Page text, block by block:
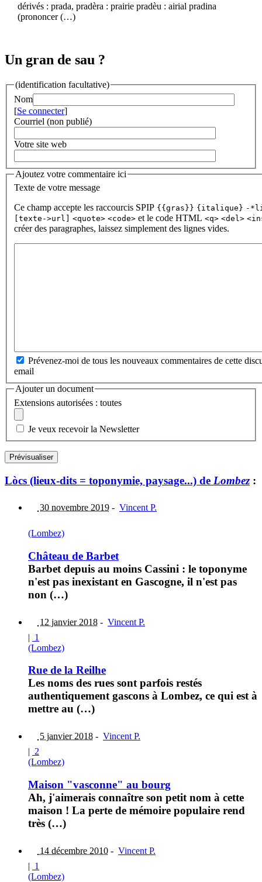
dérivés : prada, pradèra : prairie pradèu : airial pradina
(prononcer (…)
Un gran de sau ?
(identification facultative)
Nom
[Se connecter]
Courriel (non publié)
Votre site web
Ajoutez votre commentaire ici
Texte de votre message
Ce champ accepte les raccourcis SPIP {{gras}} {italique} -
[texte->url]
<quote> <code> et le code HTML <q> <del>
créer des paragraphes, laissez simplement des lignes vides.
Prévenez-moi de tous les nouveaux commentaires de cette
email
Ajouter un document
Extensions autorisées : toutes
Je veux recevoir la Newsletter
Lòcs (lieux-dits = toponymie, paysage...) de Lombez:
30 novembre 2019 - Vincent P.
(Lombez)
Château de Barbet
Barbet depuis au moins Cassini : le toponyme
n'est pas inexistant en Gascogne, il n'est pas
non (…)
12 janvier 2018 - Vincent P.
| 1
(Lombez)
Rue de la Reilhe
Les noms des rues sont parfois restés
authentiquement gascons à Lombez, ce qui est à
mettre au (…)
5 janvier 2018 - Vincent P.
| 2
(Lombez)
Maison "vasconne" au bourg
Ah, j'aimerais connaître son petit nom à cette
maison ! La perte de mémoire populaire rend
très (…)
14 décembre 2010 - Vincent P.
| 1
(Lombez)